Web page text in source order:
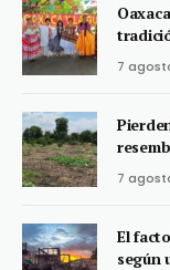
7
7
El
según